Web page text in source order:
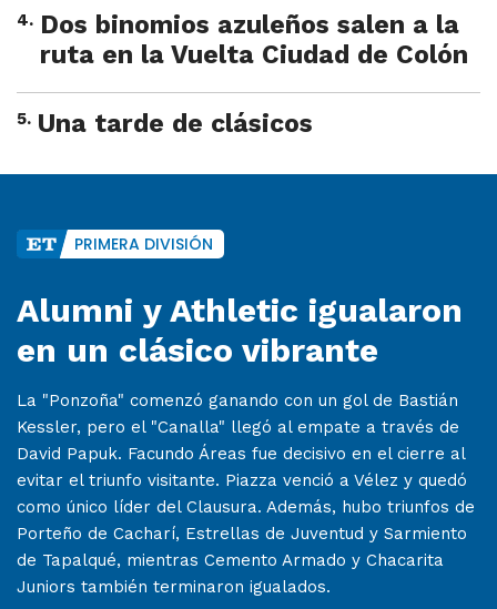
4. Dos binomios azuleños salen a la
ruta en la Vuelta Ciudad de Colón
5. Una tarde de clásicos
PRIMERA DIVISIÓN
Alumni y Athletic igualaron
en un clásico vibrante
La "Ponzoña" comenzó ganando con un gol de Bastián
Kessler, pero el "Canalla" llegó al empate a través de
David Papuk. Facundo Áreas fue decisivo en el cierre al
evitar el triunfo visitante. Piazza venció a Vélez y quedó
como único líder del Clausura. Además, hubo triunfos de
Porteño de Cacharí, Estrellas de Juventud y Sarmiento
de Tapalqué, mientras Cemento Armado y Chacarita
Juniors también terminaron igualados.